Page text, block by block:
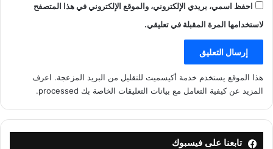
احفظ اسمي، بريدي الإلكتروني، والموقع الإلكتروني في هذا المتصفح
لاستخدامها المرة المقبلة في تعليقي.
هذا الموقع يستخدم خدمة أكيسميت للتقليل من البريد المزعجة. اعرف
المزيد عن كيفية التعامل مع بيانات التعليقات الخاصة بك processed
.
تابعنا على فيسبوك